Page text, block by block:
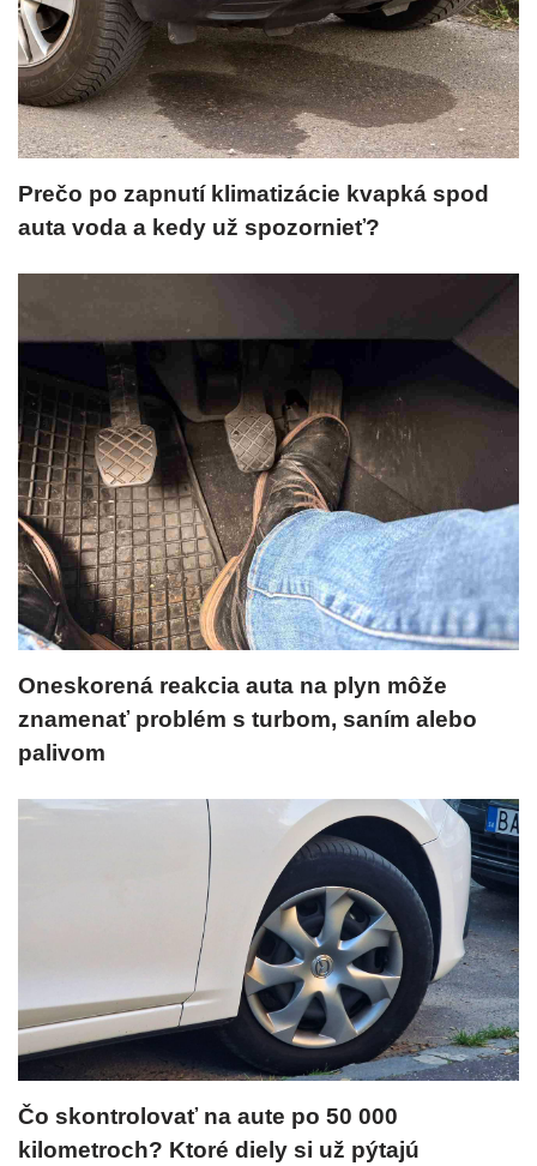
Prečo po zapnutí klimatizácie kvapká spod
auta voda a kedy už spozornieť?
Oneskorená reakcia auta na plyn môže
znamenať problém s turbom, saním alebo
palivom
Čo skontrolovať na aute po 50 000
kilometroch? Ktoré diely si už pýtajú